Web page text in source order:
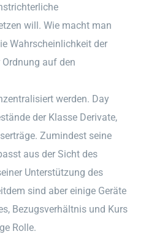
will. Wie macht man
Wahrscheinlichkeit der
auf den
werden. Day
der Klasse Derivate,
Zumindest seine
aus der Sicht des
Unterstützung des
sind aber einige Geräte
Bezugsverhältnis und Kurs
Rolle.